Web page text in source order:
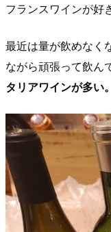
フランスワインが好
最近は量が飲めなく
ながら頑張って飲ん
タリアワインが多い